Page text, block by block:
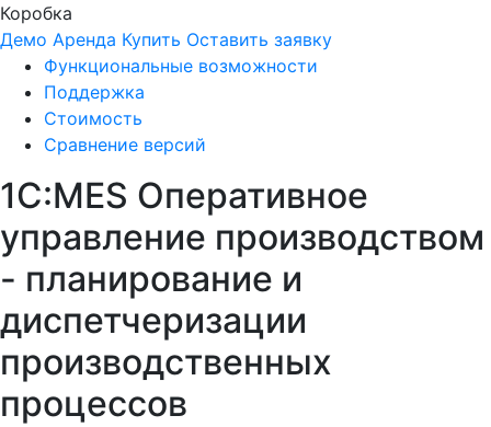
Коробка
Демо Аренда Купить Оставить заявку
Функциональные возможности
Поддержка
Стоимость
Сравнение версий
1С:MES Оперативное
управление производством
- планирование и
диспетчеризации
производственных
процессов